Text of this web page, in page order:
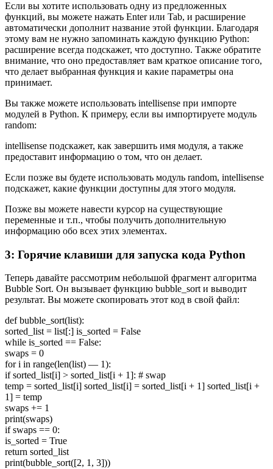
Если вы хотите использовать одну из предложенных
функций, вы можете нажать Enter или Tab, и расширение
автоматически дополнит название этой функции. Благодаря
этому вам не нужно запоминать каждую функцию Python:
расширение всегда подскажет, что доступно. Также обратите
внимание, что оно предоставляет вам краткое описание того,
что делает выбранная функция и какие параметры она
принимает.
Вы также можете использовать intellisense при импорте
модулей в Python. К примеру, если вы импортируете модуль
random:
intellisense подскажет, как завершить имя модуля, а также
предоставит информацию о том, что он делает.
Если позже вы будете использовать модуль random, intellisense
подскажет, какие функции доступны для этого модуля.
Позже вы можете навести курсор на существующие
переменные и т.п., чтобы получить дополнительную
информацию обо всех этих элементах.
3: Горячие клавиши для запуска кода Python
Теперь давайте рассмотрим небольшой фрагмент алгоритма
Bubble Sort. Он вызывает функцию bubble_sort и выводит
результат. Вы можете скопировать этот код в свой файл:
def bubble_sort(list):
sorted_list = list[:] is_sorted = False
while is_sorted == False:
swaps = 0
for i in range(len(list) — 1):
if sorted_list[i] > sorted_list[i + 1]: # swap
temp = sorted_list[i] sorted_list[i] = sorted_list[i + 1] sorted_list[i +
1] = temp
swaps += 1
print(swaps)
if swaps == 0:
is_sorted = True
return sorted_list
print(bubble_sort([2, 1, 3]))